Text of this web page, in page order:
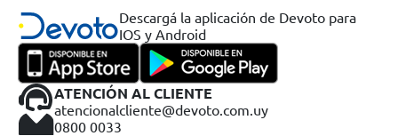
Descargá la aplicación de Devoto para
IOS y Android
ATENCIÓN AL CLIENTE
atencionalcliente@devoto.com.uy
0800 0033